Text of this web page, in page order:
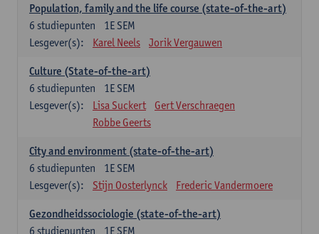
Population, family and the life course (state-of-the-art)
1E SEM
6 studiepunten
Lesgever(s):
Karel Neels Jorik Vergauwen
Culture (State-of-the-art)
1E SEM
6 studiepunten
Lesgever(s):
Lisa Suckert
Gert Verschraegen
Robbe Geerts
City and environment (state-of-the-art)
1E SEM
6 studiepunten
Lesgever(s):
Stijn Oosterlynck Frederic Vandermoere
Gezondheidssociologie (state-of-the-art)
1E SEM
6 studiepunten